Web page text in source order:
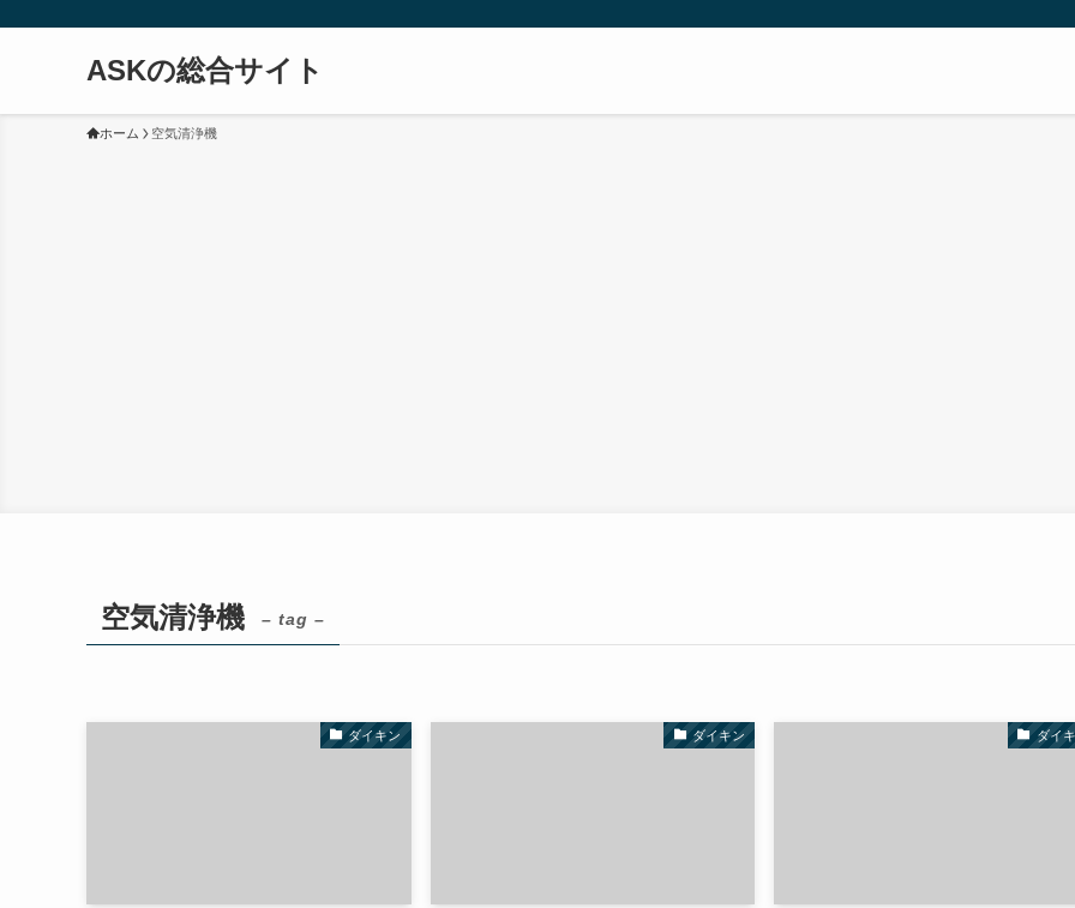
ASKの総合サイト
ホーム 空気清浄機
空気清浄機 – tag –
ダイキン ダイキン ダイ